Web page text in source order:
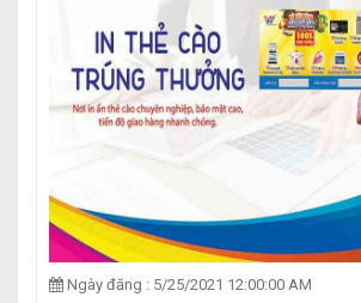
Ngày đăng : 5/25/2021 12:00:00 AM